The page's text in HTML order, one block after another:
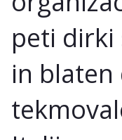
peti dirki
in